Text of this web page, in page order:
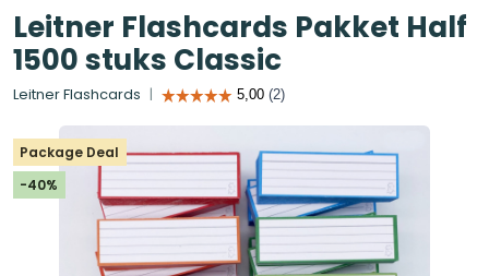
op
zoek?
Leitner Flashcards Pakket Half
1500 stuks Classic
Leitner Flashcards
Package Deal
-40%